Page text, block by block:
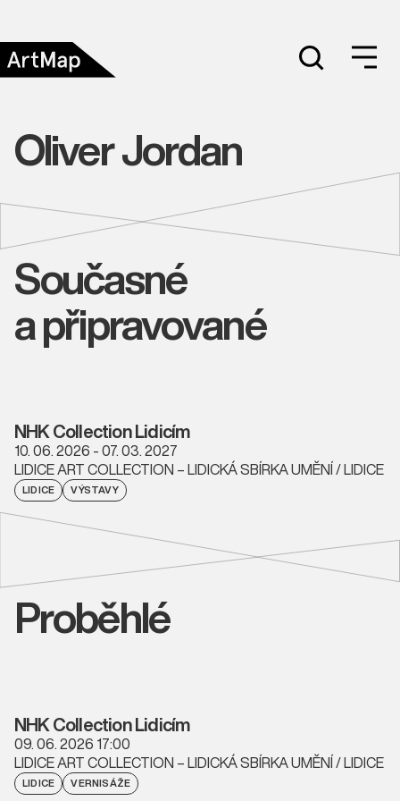
Oliver Jordan
Současné
a připravované
NHK Collection Lidicím
10. 06. 2026 - 07. 03. 2027
LIDICE ART COLLECTION – LIDICKÁ SBÍRKA UMĚNÍ / LIDICE
LIDICE VÝSTAVY
Proběhlé
NHK Collection Lidicím
09. 06. 2026 17:00
LIDICE ART COLLECTION – LIDICKÁ SBÍRKA UMĚNÍ / LIDICE
LIDICE VERNISÁŽE